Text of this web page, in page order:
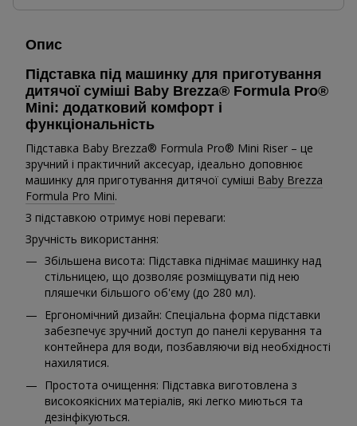
Опис
Підставка під машинку для приготування
дитячої суміші Baby Brezza® Formula Pro®
Mini: додатковий комфорт і
функціональність
Підставка Baby Brezza® Formula Pro® Mini Riser – це
зручний і практичний аксесуар, ідеально доповнює
машинку для приготування дитячої суміші Baby Brezza
Formula Pro Mini.
З підставкою отримує нові переваги:
Зручність використання:
Збільшена висота: Підставка піднімає машинку над
стільницею, що дозволяє розміщувати під нею
пляшечки більшого об'єму (до 280 мл).
Ергономічний дизайн: Спеціальна форма підставки
забезпечує зручний доступ до панелі керування та
контейнера для води, позбавляючи від необхідності
нахилятися.
Простота очищення: Підставка виготовлена з
високоякісних матеріалів, які легко миються та
дезінфікуються.